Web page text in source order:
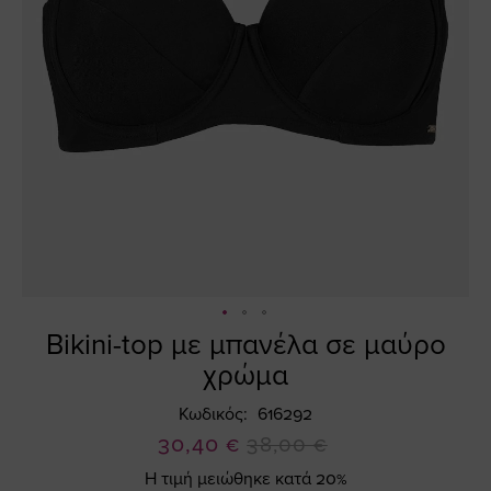
Bikini-top με μπανέλα σε μαύρο
χρώμα
Κωδικός 616292
Ειδική
Τιμή
30,40 € 38,00 €
Η τιμή μειώθηκε κατά 20%